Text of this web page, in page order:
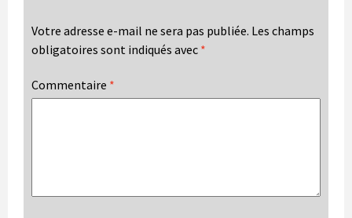
Votre adresse e-mail ne sera pas publiée. Les champs
obligatoires sont indiqués avec *
Commentaire *